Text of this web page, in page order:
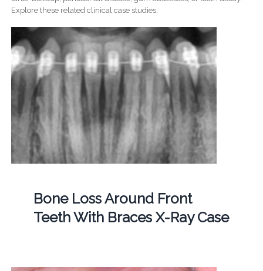
Explore these related clinical case studies.
Bone Loss Around Front
Teeth With Braces X-Ray Case